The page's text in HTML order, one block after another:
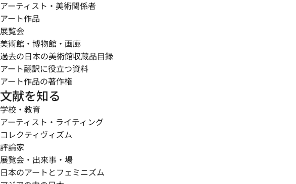
アーティスト・美術関係者
アート作品
展覧会
美術館・博物館・画廊
過去の日本の美術館収蔵品目録
アート翻訳に役立つ資料
アート作品の著作権
文献を知る
学校・教育
アーティスト・ライティング
コレクティヴィズム
評論家
展覧会・出来事・場
日本のアートとフェミニズム